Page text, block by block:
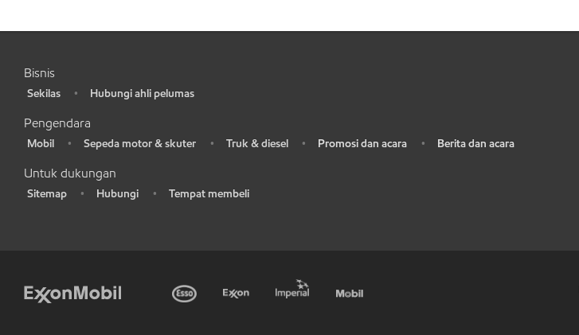
Bisnis
Sekilas • Hubungi ahli pelumas
Pengendara
Mobil • Sepeda motor & skuter • Truk & diesel • Promosi dan acara • Berita dan acara
Untuk dukungan
Sitemap • Hubungi • Tempat membeli